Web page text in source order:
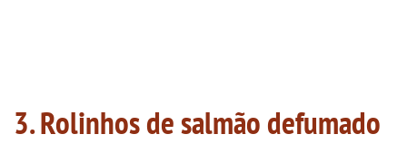
3. Rolinhos de salmão defumado